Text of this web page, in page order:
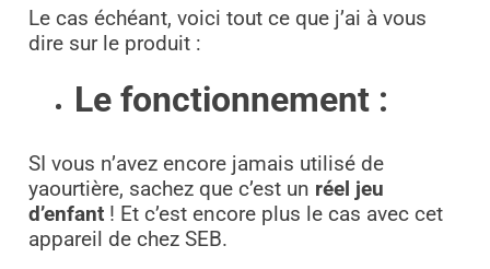
Le cas échéant, voici tout ce que j’ai à vous
dire sur le produit :
Le fonctionnement :
SI vous n’avez encore jamais utilisé de
yaourtière, sachez que c’est un réel jeu
d’enfant! Et c’est encore plus le cas avec cet
appareil de chez SEB.